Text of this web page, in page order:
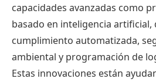
capacidades avanzadas como
basado en inteligencia
cumplimiento automatizada,
ambiental y programación de
Estas innovaciones están